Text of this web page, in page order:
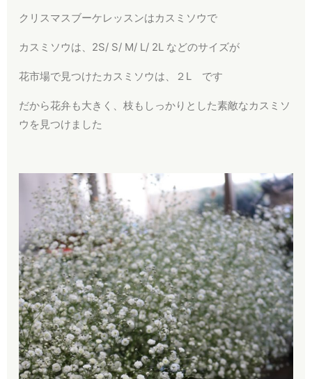
クリスマスブーケレッスンはカスミソウで
カスミソウは、2S/ S/ M/ L/ 2L などのサイズが
花市場で見つけたカスミソウは、２L です
だから花弁も大きく、枝もしっかりとした素敵なカスミソ
ウを見つけました